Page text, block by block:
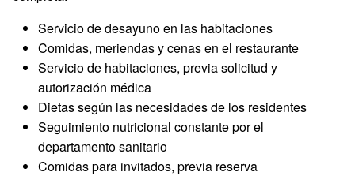
Servicio de desayuno en las habitaciones
Comidas, meriendas y cenas en el restaurante
Servicio de habitaciones, previa solicitud y
autorización médica
Dietas según las necesidades de los residentes
Seguimiento nutricional constante por el
departamento sanitario
Comidas para invitados, previa reserva